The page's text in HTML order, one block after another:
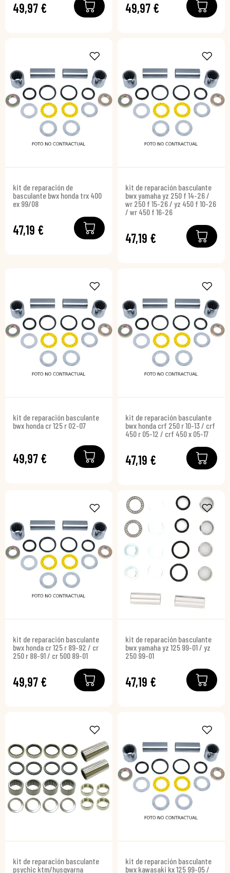
49,97 € 49,97 €
kit de reparación de
basculante bwx honda trx 400
ex 99/08
47,19 €
kit de reparación basculante
bwx yamaha yz 250 f 14-26 /
wr 250 f 15-26 / yz 450 f 10-26
/ wr 450 f 16-26
47,19 €
kit de reparación basculante
bwx honda cr 125 r 02-07
49,97 €
kit de reparación basculante
bwx honda crf 250 r 10-13 / crf
450 r 05-12 / crf 450 x 05-17
47,19 €
kit de reparación basculante
bwx honda cr 125 r 89-92 / cr
250 r 88-91 / cr 500 89-01
49,97 €
kit de reparación basculante
bwx yamaha yz 125 99-01 / yz
250 99-01
47,19 €
kit de reparación basculante
psychic ktm/husqvarna
kit de reparación basculante
bwx kawasaki kx 125 99-05 /